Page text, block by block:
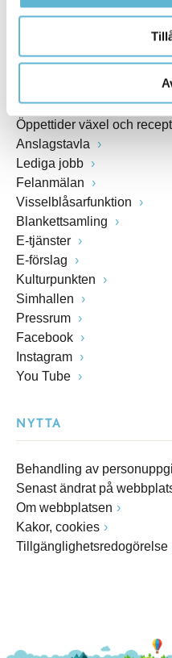
Fax: 0456-82 22 00
Öppettider växel och
Anslagstavla
Lediga jobb
Felanmälan
Visselblåsarfunktion
Blankettsamling
E-tjänster
E-förslag
Kulturpunkten
Simhallen
Pressrum
Facebook
Instagram
You Tube
NYTTA
Behandling av
Senast ändrat på
Om webbplatsen
Kakor, cookies
Tillgänglighetsredogörelse